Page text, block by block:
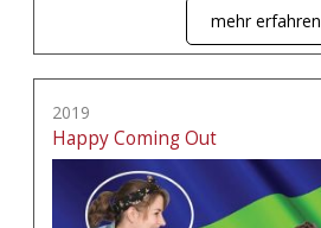
mehr erfahren
2019
Happy Coming Out